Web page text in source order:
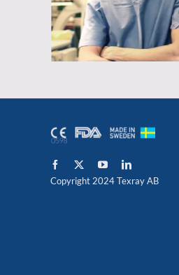
Copyright 2024 Texray AB